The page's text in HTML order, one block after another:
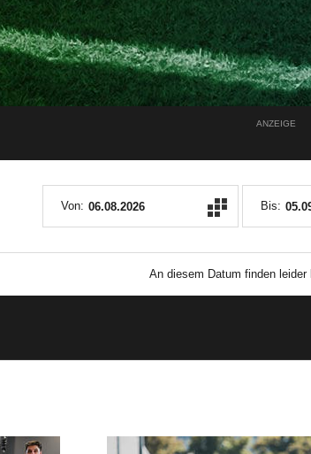
ANZEIGE
Von: Bis:
An diesem Datum finden